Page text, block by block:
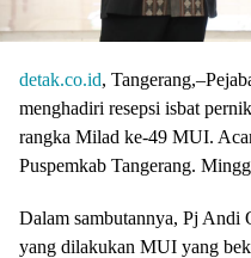
detak.co.id,
menghadiri resepsi isbat
rangka Milad ke-49 MUI.
Puspemkab Tangerang.
Dalam sambutannya, Pj Andi
yang dilakukan MUI yang